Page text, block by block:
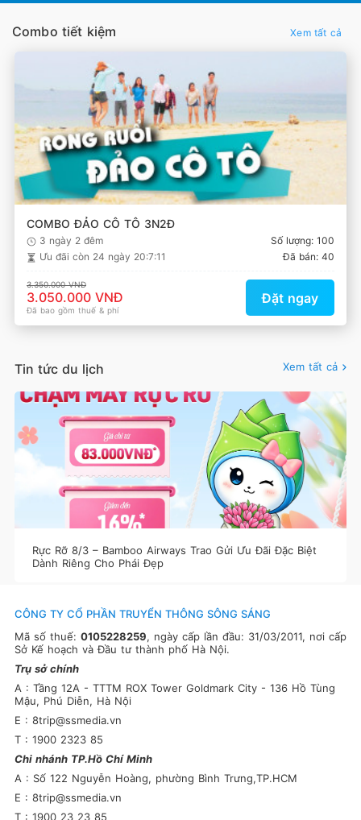
Combo tiết kiệm Xem tất cả
COMBO ĐẢO CÔ TÔ 3N2Đ
3 ngày 2 đêm
Số lượng: 100
Ưu đãi còn 24 ngày 20:7:11 Đã bán: 40
3.350.000 VNĐ
3.050.000 VNĐ
Đã bao gồm thuế & phí
Đặt ngay
Tin tức du lịch Xem tất cả
Rực Rỡ 8/3 – Bamboo Airways Trao Gửi Ưu Đãi Đặc Biệt
Dành Riêng Cho Phái Đẹp
CÔNG TY CỔ PHẦN TRUYỂN THÔNG SÔNG SÁNG
Mã số thuế: 0105228259, ngày cấp lần đầu: 31/03/2011, nơi cấp
Sở Kế hoạch và Đầu tư thành phố Hà Nội.
Trụ sở chính
A : Tầng 12A - TTTM ROX Tower Goldmark City - 136 Hồ Tùng
Mậu, Phú Diễn, Hà Nội
E : 8trip@ssmedia.vn
T : 1900 2323 85
Chi nhánh TP.Hồ Chí Minh
A : Số 122 Nguyễn Hoàng, phường Bình Trưng,TP.HCM
E : 8trip@ssmedia.vn
T : 1900 23 23 85